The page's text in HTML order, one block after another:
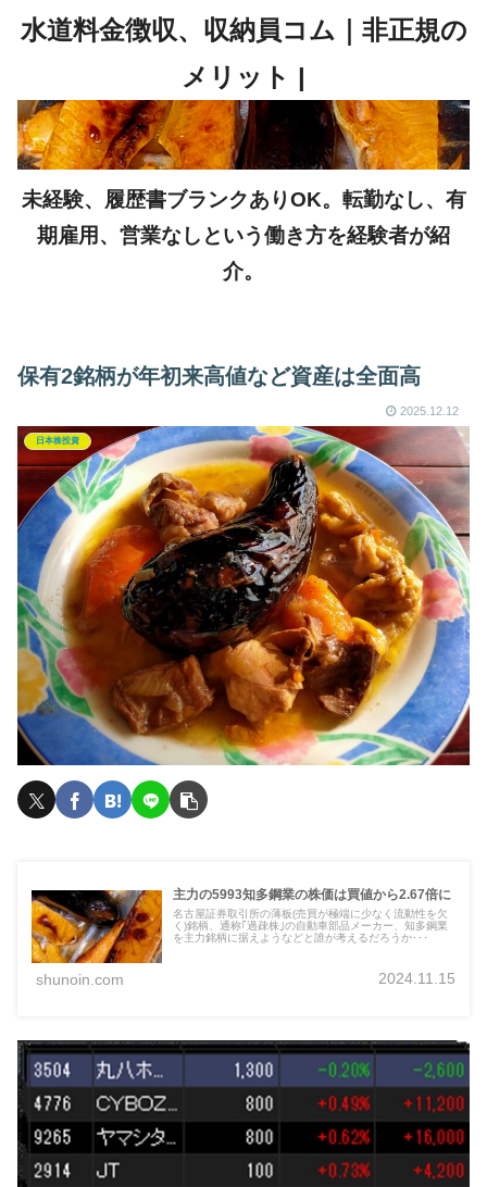
未経験、履歴書ブランクありOK。転勤なし、有
期雇用、営業なしという働き方を経験者が紹
介。
保有2銘柄が年初来高値など資産は全面高
2025.12.12
日本株投資
主力の5993知多鋼業の株価は買値から2.67倍に
名古屋証券取引所の薄板(売買が極端に少なく流動性を欠
く)銘柄、通称｢過疎株｣の自動車部品メーカー、知多鋼業
を主力銘柄に据えようなどと誰が考えるだろうか･･･
shunoin.com 2024.11.15